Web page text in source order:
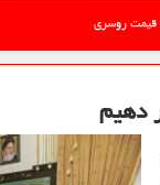
قیمت روسری
دهیم